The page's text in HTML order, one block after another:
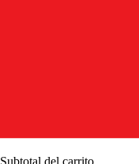
Subtotal del carrito